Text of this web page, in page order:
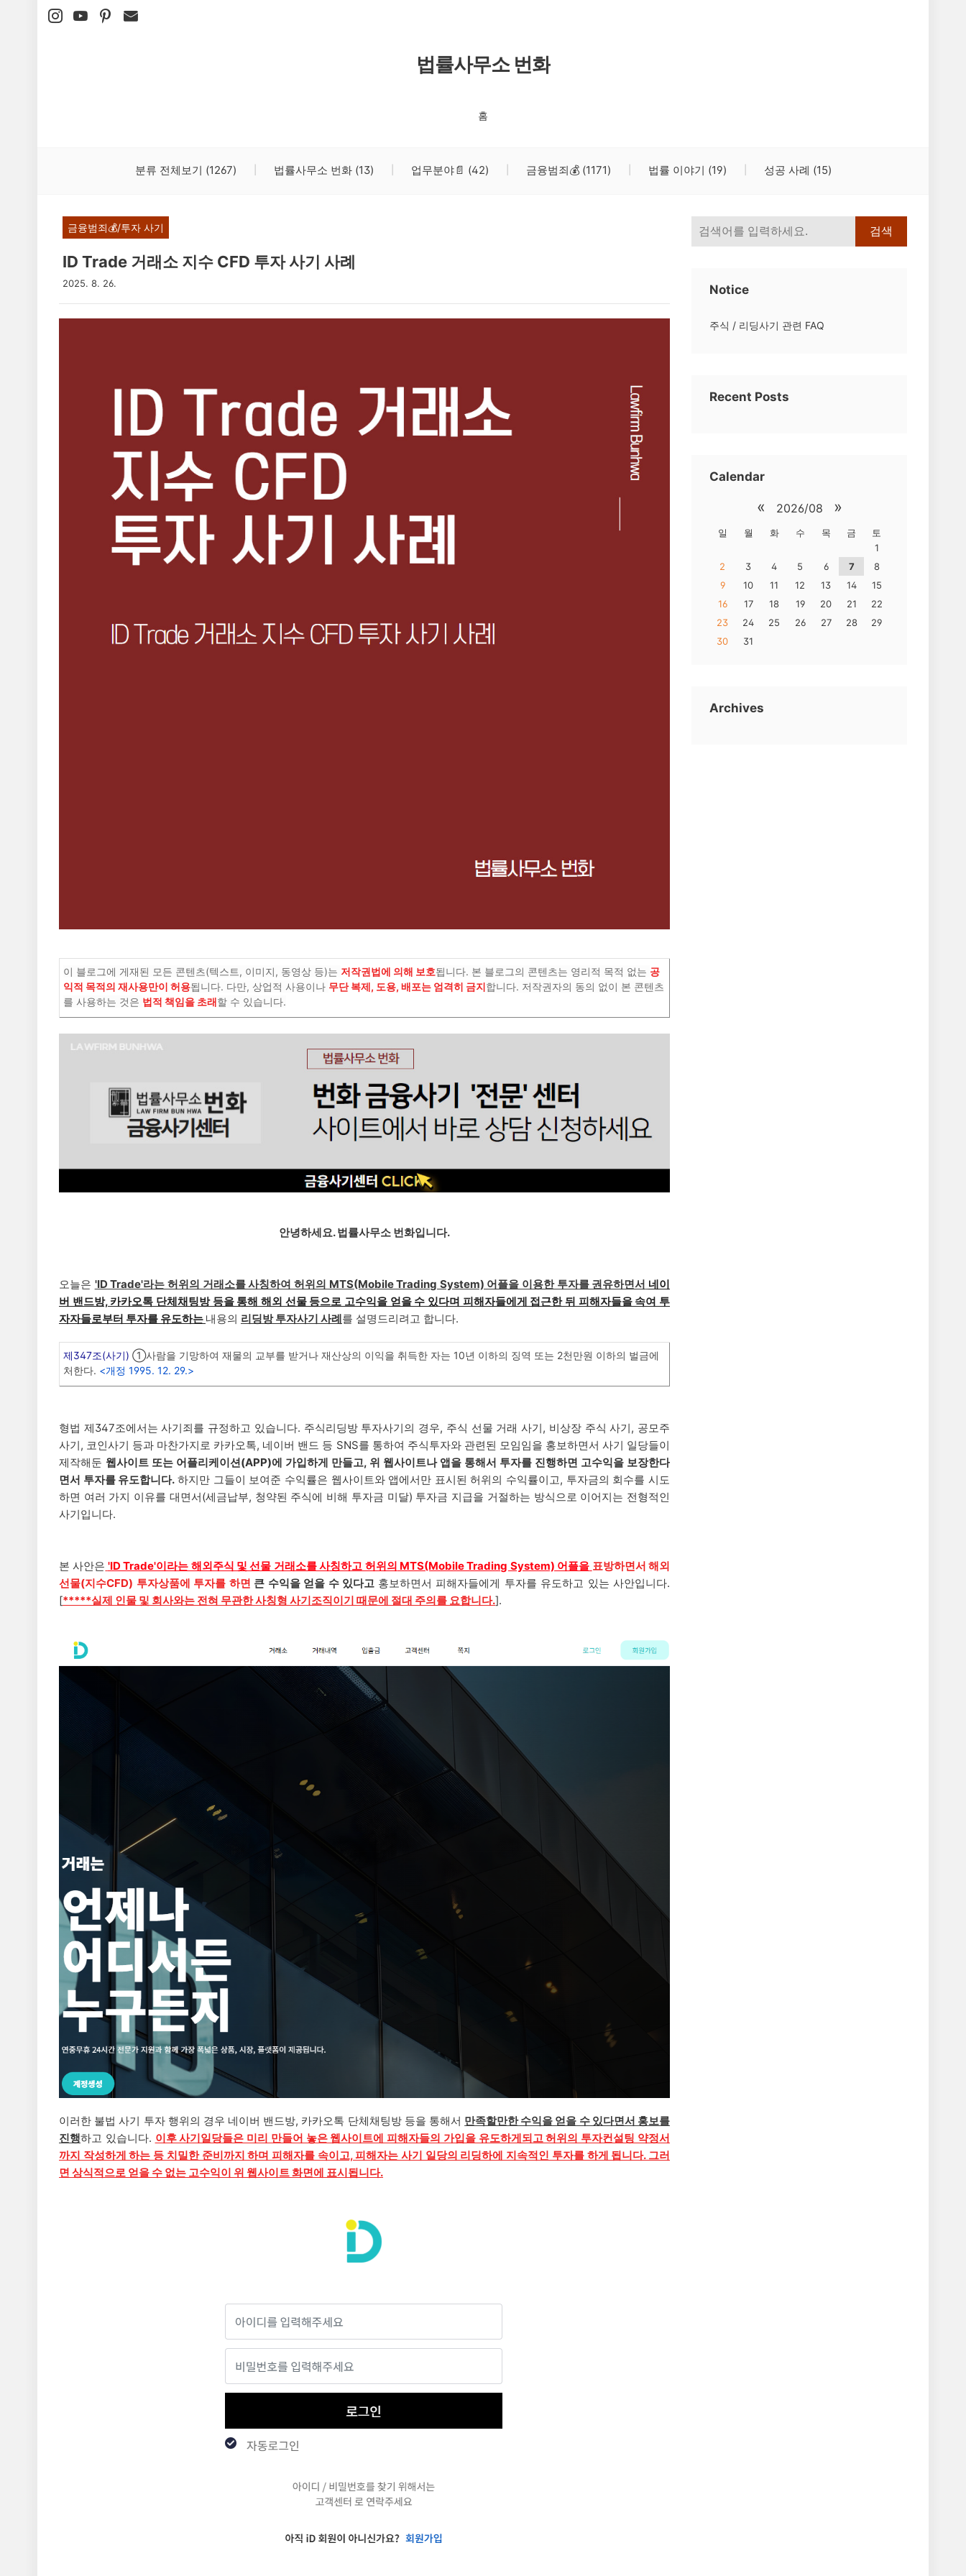
본문 바로가기
법률사무소 번화
홈
분류 전체보기 (1267) 법률사무소 번화 (13) 업무분야📄 (42) 금융범죄💰 (1171) 법률 이야기 (19) 성공 사례 (15)
검색
Notice
주식 / 리딩사기 관련 FAQ
Recent Posts
Calendar
« 2026/08 »
일 월 화 수 목 금
토
1
2
3 4 5 6 7
8
9
10 11 12 13 14
15
16
17 18 19 20 21
22
23
24 25 26 27 28
29
30
31
Archives
금융범죄💰/투자 사기
ID Trade 거래소 지수 CFD 투자 사기 사례
2025. 8. 26.
이 블로그에 게재된 모든 콘텐츠(텍스트, 이미지, 동영상 등)는 저작권법에 의해 보호됩니다. 본 블로그의 콘텐츠는 영리적 목적 없는 공
익적 목적의 재사용만이 허용됩니다. 다만, 상업적 사용이나 무단 복제, 도용, 배포는 엄격히 금지합니다. 저작권자의 동의 없이 본 콘텐츠
를 사용하는 것은 법적 책임을 초래할 수 있습니다.
안녕하세요. 법률사무소 번화입니다.
오늘은 'ID Trade'라는 허위의 거래소를 사칭하여 허위의 MTS(Mobile Trading System) 어플을 이용한 투자를 권유하면서 네이
버 밴드방, 카카오톡 단체채팅방 등을 통해 해외 선물 등으로 고수익을 얻을 수 있다며 피해자들에게 접근한 뒤 피해자들을 속여 투
자자들로부터 투자를 유도하는 내용의 리딩방 투자사기 사례를 설명드리려고 합니다.
제347조(사기) ①사람을 기망하여 재물의 교부를 받거나 재산상의 이익을 취득한 자는 10년 이하의 징역 또는 2천만원 이하의 벌금에
처한다. <개정 1995. 12. 29.>
형법 제347조에서는 사기죄를 규정하고 있습니다. 주식리딩방 투자사기의 경우, 주식 선물 거래 사기, 비상장 주식 사기, 공모주
사기, 코인사기 등과 마찬가지로 카카오톡, 네이버 밴드 등 SNS를 통하여 주식투자와 관련된 모임임을 홍보하면서 사기 일당들이
제작해둔 웹사이트 또는 어플리케이션(APP)에 가입하게 만들고, 위 웹사이트나 앱을 통해서 투자를 진행하면 고수익을 보장한다
면서 투자를 유도합니다. 하지만 그들이 보여준 수익률은 웹사이트와 앱에서만 표시된 허위의 수익률이고, 투자금의 회수를 시도
하면 여러 가지 이유를 대면서(세금납부, 청약된 주식에 비해 투자금 미달) 투자금 지급을 거절하는 방식으로 이어지는 전형적인
사기입니다.
본 사안은 'ID Trade'이라는 해외주식 및 선물 거래소를 사칭하고 허위의 MTS(Mobile Trading System) 어플을 표방하면서 해외
선물(지수CFD) 투자상품에 투자를 하면 큰 수익을 얻을 수 있다고 홍보하면서 피해자들에게 투자를 유도하고 있는 사안입니다.
[*****실제 인물 및 회사와는 전혀 무관한 사칭형 사기조직이기 때문에 절대 주의를 요합니다.].
이러한 불법 사기 투자 행위의 경우 네이버 밴드방, 카카오톡 단체채팅방 등을 통해서 만족할만한 수익을 얻을 수 있다면서 홍보를
진행하고 있습니다. 이후 사기일당들은 미리 만들어 놓은 웹사이트에 피해자들의 가입을 유도하게되고 허위의 투자컨설팅 약정서
까지 작성하게 하는 등 치밀한 준비까지 하며 피해자를 속이고, 피해자는 사기 일당의 리딩하에 지속적인 투자를 하게 됩니다. 그러
면 상식적으로 얻을 수 없는 고수익이 위 웹사이트 화면에 표시됩니다.